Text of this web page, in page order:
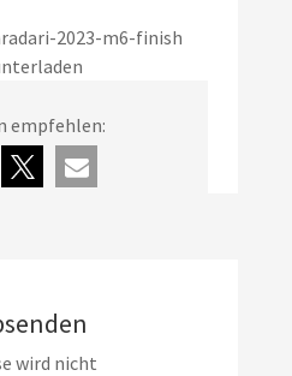
2023-m6-finish
empfehlen:
wird nicht